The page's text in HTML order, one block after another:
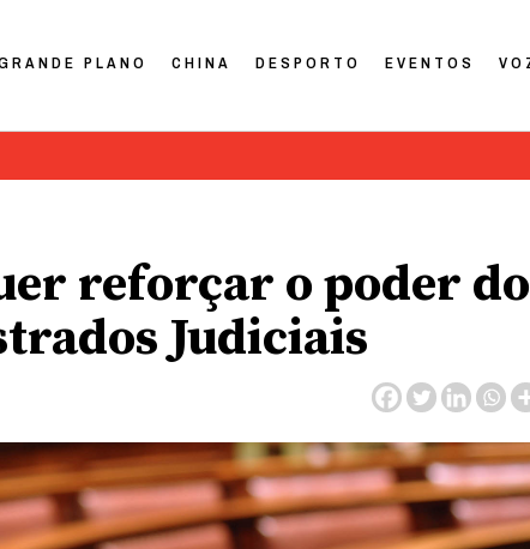
PLANO CHINA DESPORTO EVENTOS
reforçar o poder do
Judiciais